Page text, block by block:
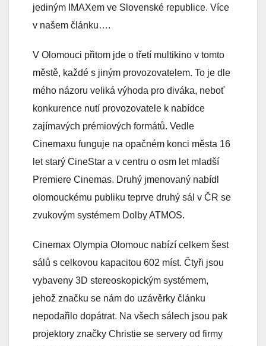
jediným IMAXem ve Slovenské republice. Více
v našem článku….
V Olomouci přitom jde o třetí multikino v tomto
městě, každé s jiným provozovatelem. To je dle
mého názoru veliká výhoda pro diváka, neboť
konkurence nutí provozovatele k nabídce
zajímavých prémiových formátů. Vedle
Cinemaxu funguje na opačném konci města 16
let starý CineStar a v centru o osm let mladší
Premiere Cinemas. Druhý jmenovaný nabídl
olomouckému publiku teprve druhý sál v ČR se
zvukovým systémem Dolby ATMOS.
Cinemax Olympia Olomouc nabízí celkem šest
sálů s celkovou kapacitou 602 míst. Čtyři jsou
vybaveny 3D stereoskopickým systémem,
jehož značku se nám do uzávěrky článku
nepodařilo dopátrat. Na všech sálech jsou pak
projektory značky Christie se servery od firmy